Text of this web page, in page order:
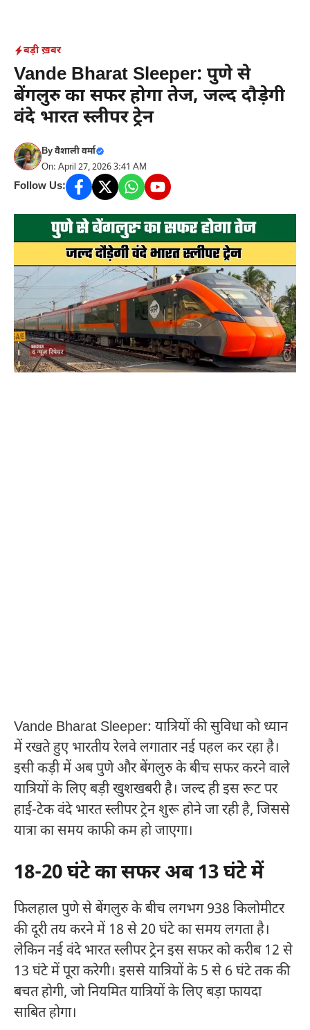
content
बड़ी ख़बर
Vande Bharat Sleeper: पुणे से
बेंगलुरु का सफर होगा तेज, जल्द दौड़ेगी
वंदे भारत स्लीपर ट्रेन
Byवैशाली वर्मा
On: April 27, 2026 3:41 AM
Follow Us:
Vande Bharat Sleeper: यात्रियों की सुविधा को ध्यान
में रखते हुए भारतीय रेलवे लगातार नई पहल कर रहा है।
इसी कड़ी में अब पुणे और बेंगलुरु के बीच सफर करने वाले
यात्रियों के लिए बड़ी खुशखबरी है। जल्द ही इस रूट पर
हाई-टेक वंदे भारत स्लीपर ट्रेन शुरू होने जा रही है, जिससे
यात्रा का समय काफी कम हो जाएगा।
18-20 घंटे का सफर अब 13 घंटे में
फिलहाल पुणे से बेंगलुरु के बीच लगभग 938 किलोमीटर
की दूरी तय करने में 18 से 20 घंटे का समय लगता है।
लेकिन नई वंदे भारत स्लीपर ट्रेन इस सफर को करीब 12 से
13 घंटे में पूरा करेगी। इससे यात्रियों के 5 से 6 घंटे तक की
बचत होगी, जो नियमित यात्रियों के लिए बड़ा फायदा
साबित होगा।